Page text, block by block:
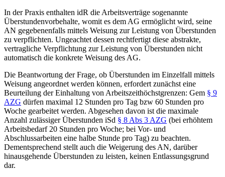
In der Praxis enthalten idR die Arbeitsverträge sogenannte
Überstundenvorbehalte, womit es dem AG ermöglicht wird, seine
AN gegebenenfalls mittels Weisung zur Leistung von Überstunden
zu verpflichten. Ungeachtet dessen rechtfertigt diese abstrakte,
vertragliche Verpflichtung zur Leistung von Überstunden nicht
automatisch die konkrete Weisung des AG.
Die Beantwortung der Frage, ob Überstunden im Einzelfall mittels
Weisung angeordnet werden können, erfordert zunächst eine
Beurteilung der Einhaltung von Arbeitszeithöchstgrenzen: Gem § 9
AZG dürfen maximal 12 Stunden pro Tag bzw 60 Stunden pro
Woche gearbeitet werden. Abgesehen davon ist die maximale
Anzahl zulässiger Überstunden iSd § 8 Abs 3 AZG (bei erhöhtem
Arbeitsbedarf 20 Stunden pro Woche; bei Vor- und
Abschlussarbeiten eine halbe Stunde pro Tag) zu beachten.
Dementsprechend stellt auch die Weigerung des AN, darüber
hinausgehende Überstunden zu leisten, keinen Entlassungsgrund
dar.